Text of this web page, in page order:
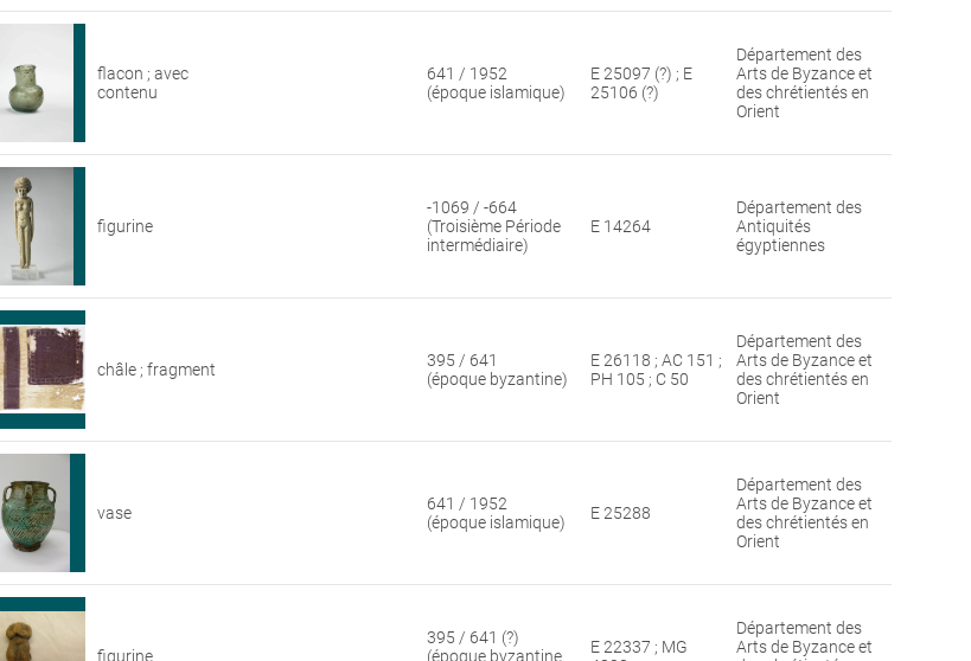
flacon ; avec
contenu
641 / 1952
(époque islamique)
E 25097 (?) ; E
25106 (?)
Département des
Arts de Byzance et
des chrétientés en
Orient
figurine
-1069 / -664
(Troisième Période
intermédiaire)
E 14264
Département des
Antiquités
égyptiennes
châle ; fragment
395 / 641
(époque byzantine)
E 26118 ; AC 151 ;
PH 105 ; C 50
Département des
Arts de Byzance et
des chrétientés en
Orient
vase
641 / 1952
(époque islamique)
E 25288
Département des
Arts de Byzance et
des chrétientés en
Orient
figurine
395 / 641 (?)
(époque byzantine
E 22337 ; MG
Département des
Arts de Byzance et